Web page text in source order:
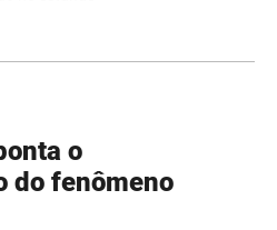
o
do fenômeno